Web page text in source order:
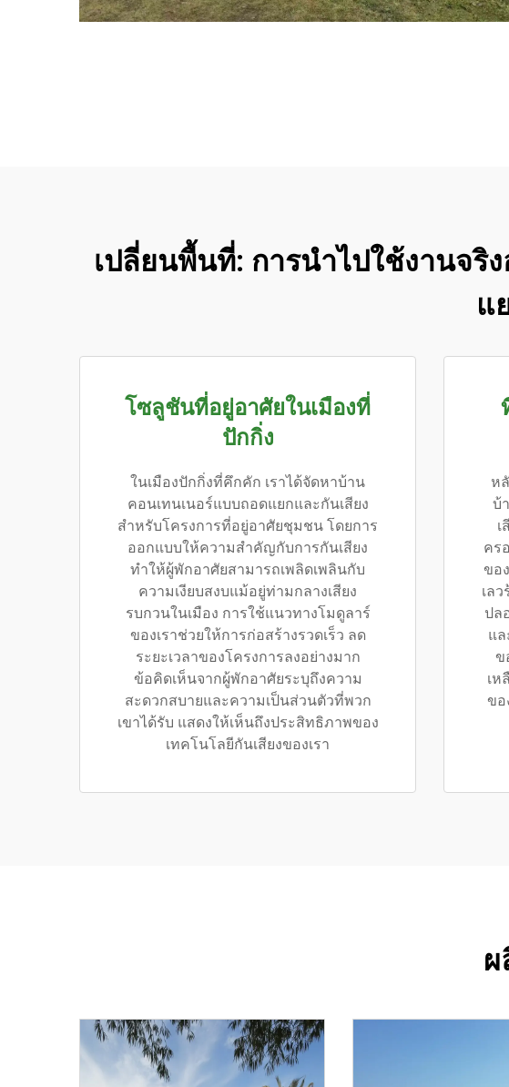
เปลี่ยนพื้นที่: การนำไปใช้งานจริ
แ
โซลูชันที่อยู่อาศัยในเมืองที่
ปักกิ่ง
ในเมืองปักกิ่งที่คึกคัก เราได้จัดหาบ้าน
คอนเทนเนอร์แบบถอดแยกและกันเสียง
สำหรับโครงการที่อยู่อาศัยชุมชน โดยการ
ออกแบบให้ความสำคัญกับการกันเสียง
ทำให้ผู้พักอาศัยสามารถเพลิดเพลินกับ
ความเงียบสงบแม้อยู่ท่ามกลางเสียง
รบกวนในเมือง การใช้แนวทางโมดูลาร์
ของเราช่วยให้การก่อสร้างรวดเร็ว ลด
ระยะเวลาของโครงการลงอย่างมาก
ข้อคิดเห็นจากผู้พักอาศัยระบุถึงความ
สะดวกสบายและความเป็นส่วนตัวที่พวก
เขาได้รับ แสดงให้เห็นถึงประสิทธิภาพของ
เทคโนโลยีกันเสียงของเรา
ห
บ้
คร
ขอ
เล
ปล
แล
ข
เห
ขอ